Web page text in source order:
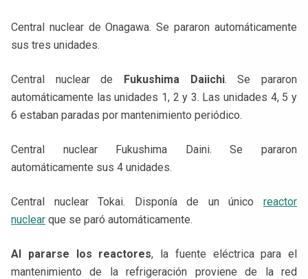
Central nuclear de Onagawa. Se pararon automáticamente
sus tres unidades.
Central nuclear de Fukushima Daiichi. Se pararon
automáticamente las unidades 1, 2 y 3. Las unidades 4, 5 y
6 estaban paradas por mantenimiento periódico.
Central nuclear Fukushima Daini. Se pararon
automáticamente sus 4 unidades.
Central nuclear Tokai. Disponía de un único reactor
nuclear que se paró automáticamente.
Al pararse los reactores, la fuente eléctrica para el
mantenimiento de la refrigeración proviene de la red